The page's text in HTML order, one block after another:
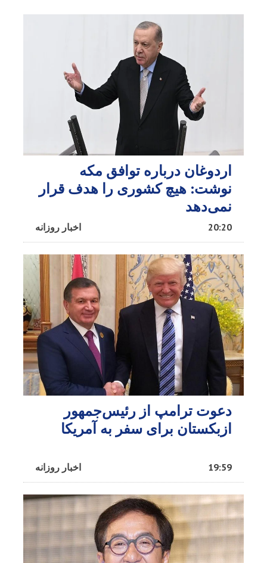
اردوغان درباره توافق مکه
نوشت: هیچ کشوری را هدف قرار
نمی‌دهد
اخبار روزانه 20:20
دعوت ترامپ از رئیس‌جمهور
ازبکستان برای سفر به آمریکا
اخبار روزانه 19:59